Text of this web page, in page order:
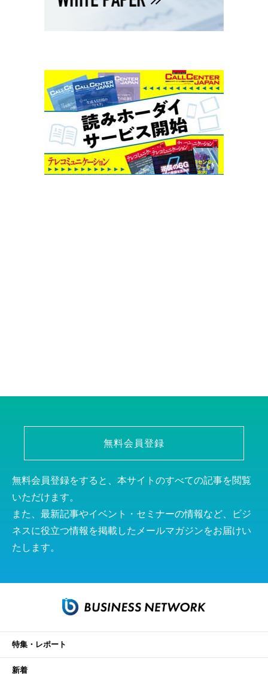
無料会員登録
無料会員登録をすると、本サイトのすべての記事を閲覧
いただけます。
また、最新記事やイベント・セミナーの情報など、ビジ
ネスに役立つ情報を掲載したメールマガジンをお届けい
たします。
特集・レポート
新着